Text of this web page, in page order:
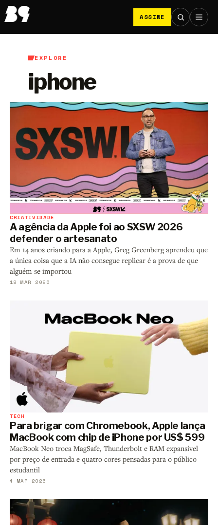
ASSINE
EXPLORE
iphone
CRIATIVIDADE
A agência da Apple foi ao SXSW 2026
defender o artesanato
Em 14 anos criando para a Apple, Greg Greenberg aprendeu que
a única coisa que a IA não consegue replicar é a prova de que
alguém se importou
18 MAR 2026
TECH
Para brigar com Chromebook, Apple lança
MacBook com chip de iPhone por US$ 599
MacBook Neo troca MagSafe, Thunderbolt e RAM expansível
por preço de entrada e quatro cores pensadas para o público
estudantil
4 MAR 2026